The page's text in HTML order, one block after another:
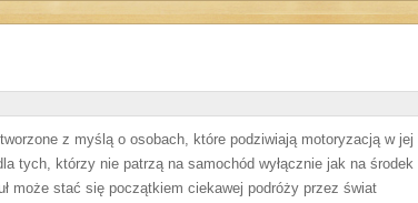
z myślą o osobach, które podziwiają motoryzacją w jej
tych, którzy nie patrzą na samochód wyłącznie jak na środek
może stać się początkiem ciekawej podróży przez świat